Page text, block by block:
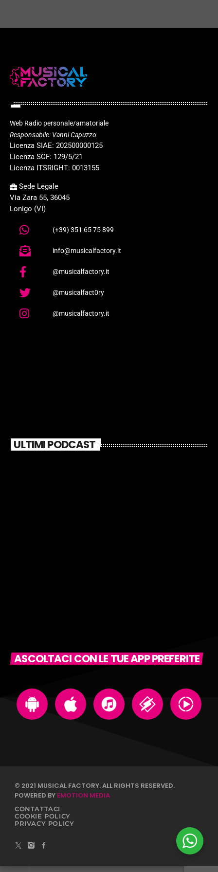
Web Radio personale/amatoriale
Responsabile: Vanni Capuzzo
Licenza SIAE: 202500000125
Licenza SCF: 129/5/21
Licenza ITSRIGHT: 0013155
Sede Legale
Via Zara 55, 36045
Lonigo (VI)
(+39) 351 65 75 899
info@musicalfactory.it
@musicalfactory.it
@musicalfact0ry
@musicalfactory.it
ULTIMI PODCAST
ASCOLTACI CON LE TUE APP PREFERITE
© 2021 MUSICAL FACTORY. ALL RIGHTS RESERVED.
POWERED BY EMOTION MEDIA
CONTATTACI
COOKIE POLICY
PRIVACY POLICY